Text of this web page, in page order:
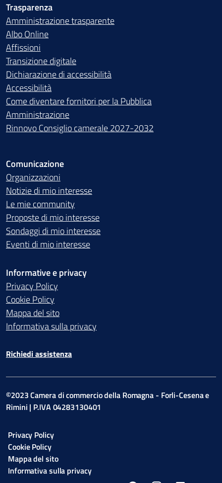
Trasparenza
Amministrazione trasparente
Albo Online
Affissioni
Transizione digitale
Dichiarazione di accessibilità
Accessibilità
Come diventare fornitori per la Pubblica
Amministrazione
Rinnovo Consiglio camerale 2027-2032
Comunicazione
Organizzazioni
Notizie di mio interesse
Le mie community
Proposte di mio interesse
Sondaggi di mio interesse
Eventi di mio interesse
Informative e privacy
Privacy Policy
Cookie Policy
Mappa del sito
Informativa sulla privacy
Richiedi assistenza
©2023 Camera di commercio della Romagna - Forli-Cesena e
Rimini | P.IVA 04283130401
Privacy Policy
Cookie Policy
Mappa del sito
Informativa sulla privacy